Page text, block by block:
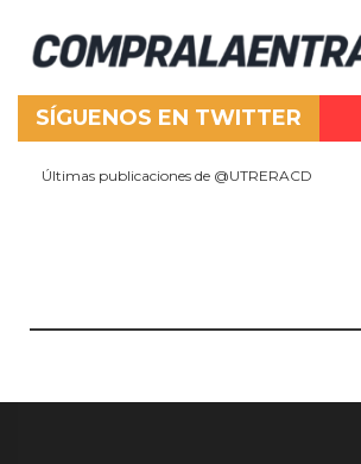
SÍGUENOS EN TWITTER
Últimas publicaciones de @UTRERACD